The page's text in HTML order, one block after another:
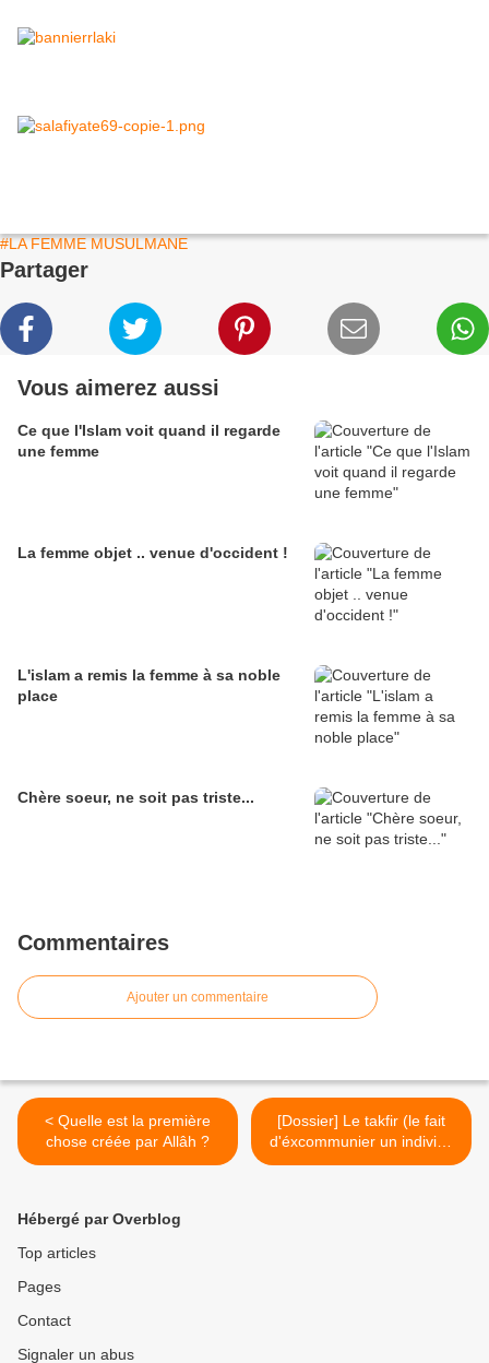
#LA FEMME MUSULMANE
Partager
Vous aimerez aussi
Ce que l'Islam voit quand il regarde
une femme
La femme objet .. venue d'occident !
L'islam a remis la femme à sa noble
place
Chère soeur, ne soit pas triste...
Commentaires
Ajouter un commentaire
< Quelle est la première
chose créée par Allâh ?
[Dossier] Le takfir (le fait
d'éxcommunier un individu
de l'islam ) et Les takfiris
Hébergé par Overblog
Top articles
Pages
Contact
Signaler un abus